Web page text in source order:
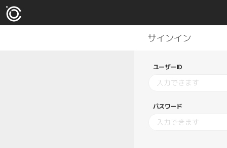
ユーザーID
パスワード